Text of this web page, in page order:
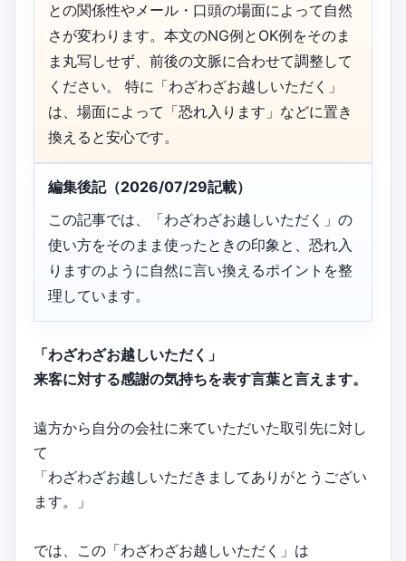
との関係性やメール・口頭の場面によって自然
さが変わります。本文のNG例とOK例をそのま
ま丸写しせず、前後の文脈に合わせて調整して
ください。 特に「わざわざお越しいただく」
は、場面によって「恐れ入ります」などに置き
換えると安心です。
編集後記（2026/07/29記載）
この記事では、「わざわざお越しいただく」の
使い方をそのまま使ったときの印象と、恐れ入
りますのように自然に言い換えるポイントを整
理しています。
「わざわざお越しいただく」
来客に対する感謝の気持ちを表す言葉と言えます。
遠方から自分の会社に来ていただいた取引先に対し
て
「わざわざお越しいただきましてありがとうござい
ます。」
では、この「わざわざお越しいただく」は